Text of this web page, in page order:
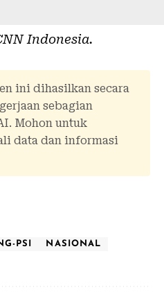
Indonesia.
ini dihasilkan secara
sebagian
Mohon untuk
data dan informasi
PSI
NASIONAL